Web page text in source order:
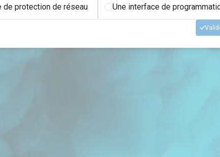
de protection de réseau Une interface de